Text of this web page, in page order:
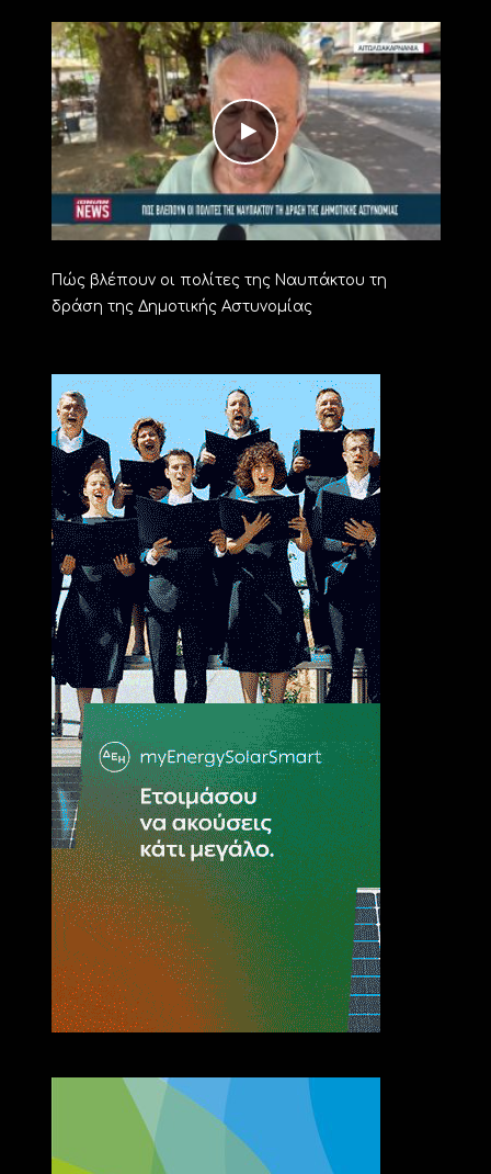
Πώς βλέπουν οι πολίτες της Ναυπάκτου τη
δράση της Δημοτικής Αστυνομίας